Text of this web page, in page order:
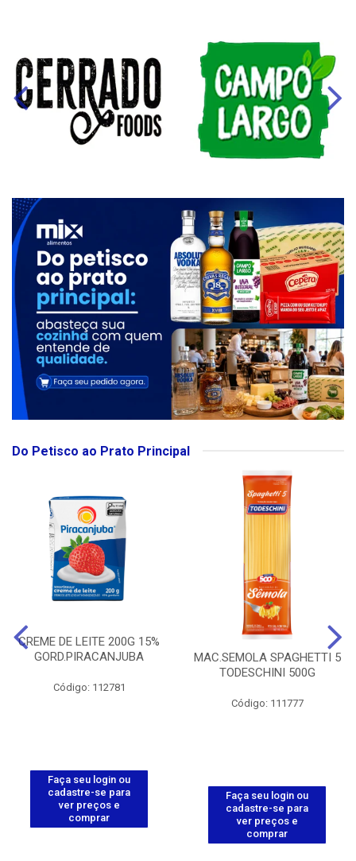
Do Petisco ao Prato Principal
CREME DE LEITE 200G 15%
GORD.PIRACANJUBA
Código: 112781
Faça seu login ou
cadastre-se para
ver preços e
comprar
MAC.SEMOLA SPAGHETTI 5
TODESCHINI 500G
Código: 111777
Faça seu login ou
cadastre-se para
ver preços e
comprar